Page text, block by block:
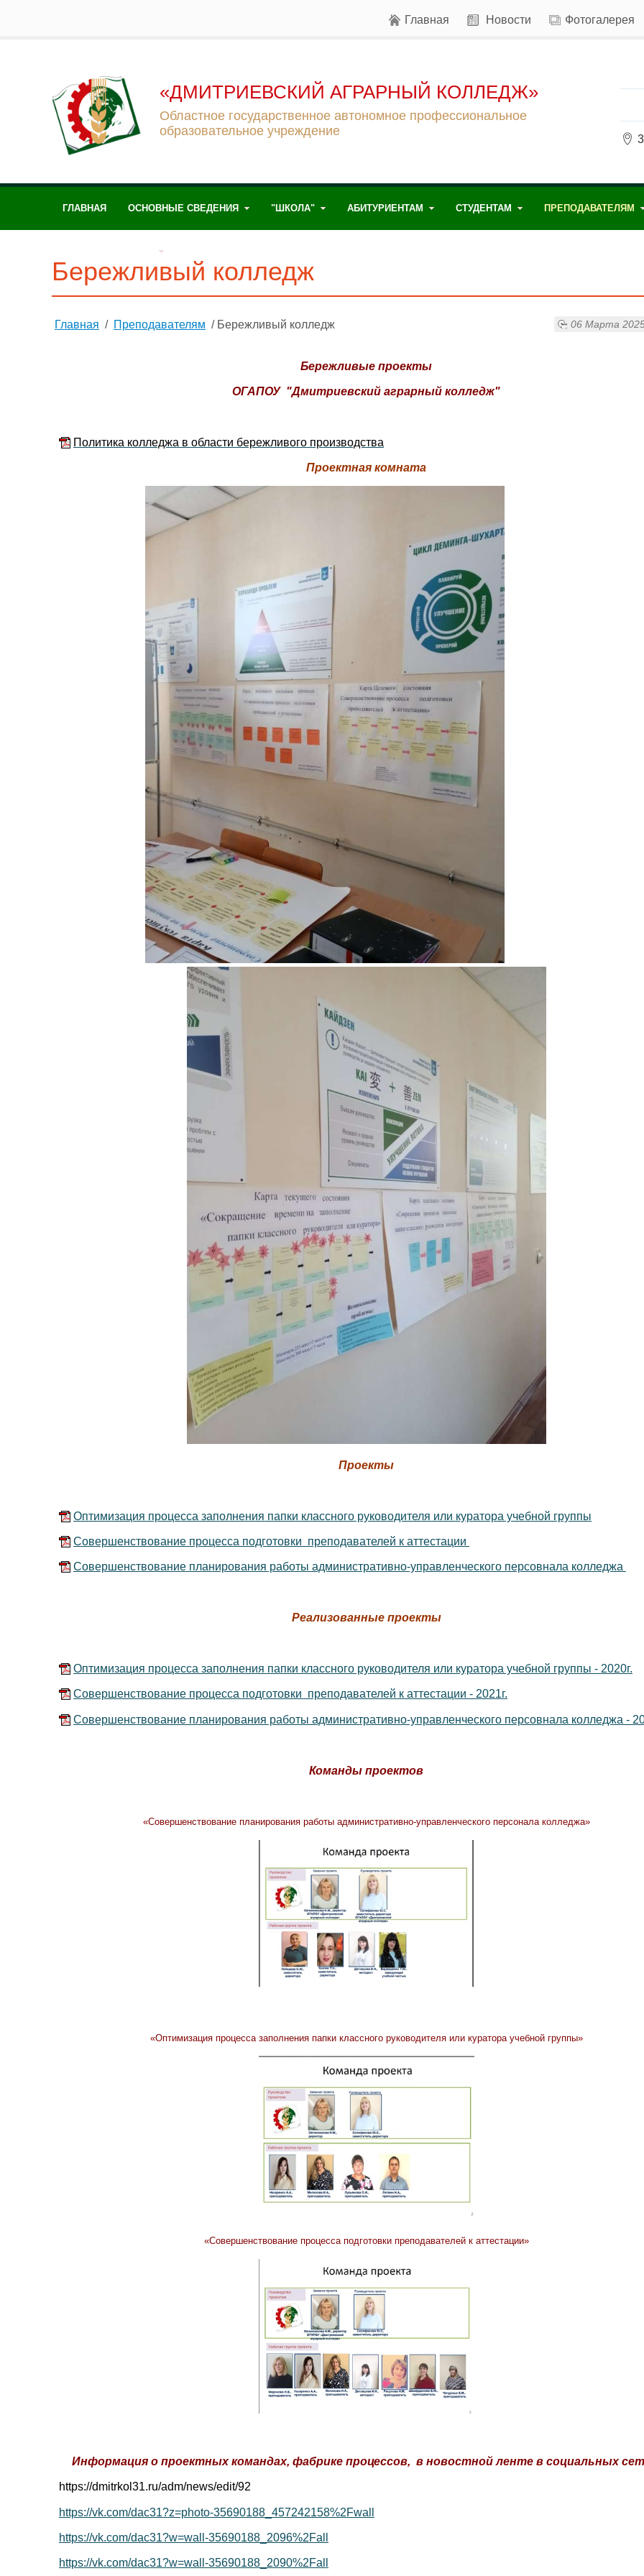
Главная Новости Фотогалерея
«ДМИТРИЕВСКИЙ АГРАРНЫЙ КОЛЛЕДЖ»
Областное государственное автономное профессиональное
образовательное учреждение
ГЛАВНАЯ ОСНОВНЫЕ СВЕДЕНИЯ "ШКОЛА" АБИТУРИЕНТАМ СТУДЕНТАМ ПРЕПОДАВАТЕЛЯМ
Бережливый колледж
Главная / Преподавателям / Бережливый колледж 06 Марта
Бережливые проекты
ОГАПОУ "Дмитриевский аграрный колледж"
Политика колледжа в области бережливого производства
Проектная комната
Проекты
Оптимизация процесса заполнения папки классного руководителя или куратора учебной группы
Совершенствование процесса подготовки преподавателей к аттестации
Совершенствование планирования работы административно-управленческого персовнала колледжа
Реализованные проекты
Оптимизация процесса заполнения папки классного руководителя или куратора учебной группы - 2020г.
Совершенствование процесса подготовки преподавателей к аттестации - 2021г.
Совершенствование планирования работы административно-управленческого персовнала колледжа -
Команды проектов
«Совершенствование планирования работы административно-управленческого персонала колледжа»
«Оптимизация процесса заполнения папки классного руководителя или куратора учебной группы»
«Совершенствование процесса подготовки преподавателей к аттестации»
Информация о проектных командах, фабрике процессов, в новостной ленте в социальных
https://dmitrkol31.ru/adm/news/edit/92
https://vk.com/dac31?z=photo-35690188_457242158%2Fwall
https://vk.com/dac31?w=wall-35690188_2096%2Fall
https://vk.com/dac31?w=wall-35690188_2090%2Fall